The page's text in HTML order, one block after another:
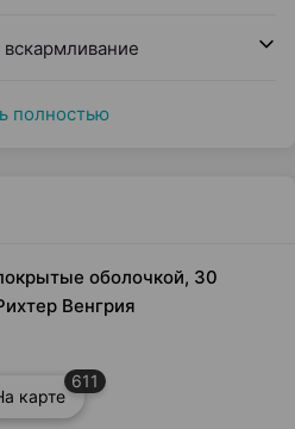
полностью
оболочкой, 30
Венгрия
карте
611